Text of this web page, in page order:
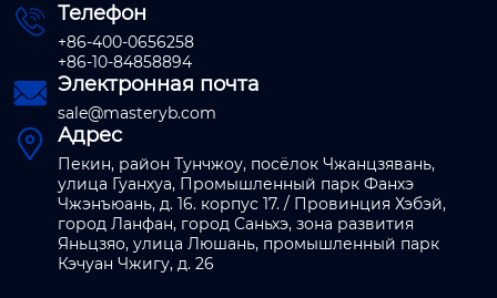
 Телефон
+86-400-0656258
+86-10-84858894
 Электронная почта
sale@masteryb.com
 Адрес
Пекин, район Тунчжоу, посёлок Чжанцзявань,
улица Гуанхуа, Промышленный парк Фанхэ
Чжэнъюань, д. 16. корпус 17. / Провинция Хэбэй,
город Ланфан, город Саньхэ, зона развития
Яньцзяо, улица Люшань, промышленный парк
Кэчуан Чжигу, д. 26